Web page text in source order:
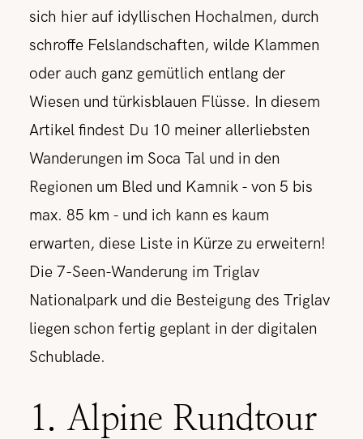
sich hier auf idyllischen Hochalmen, durch
schroffe Felslandschaften, wilde Klammen
oder auch ganz gemütlich entlang der
Wiesen und türkisblauen Flüsse. In diesem
Artikel findest Du 10 meiner allerliebsten
Wanderungen im Soca Tal und in den
Regionen um Bled und Kamnik - von 5 bis
max. 85 km - und ich kann es kaum
erwarten, diese Liste in Kürze zu erweitern!
Die 7-Seen-Wanderung im Triglav
Nationalpark und die Besteigung des Triglav
liegen schon fertig geplant in der digitalen
Schublade.
1. Alpine Rundtour
KONTAKT